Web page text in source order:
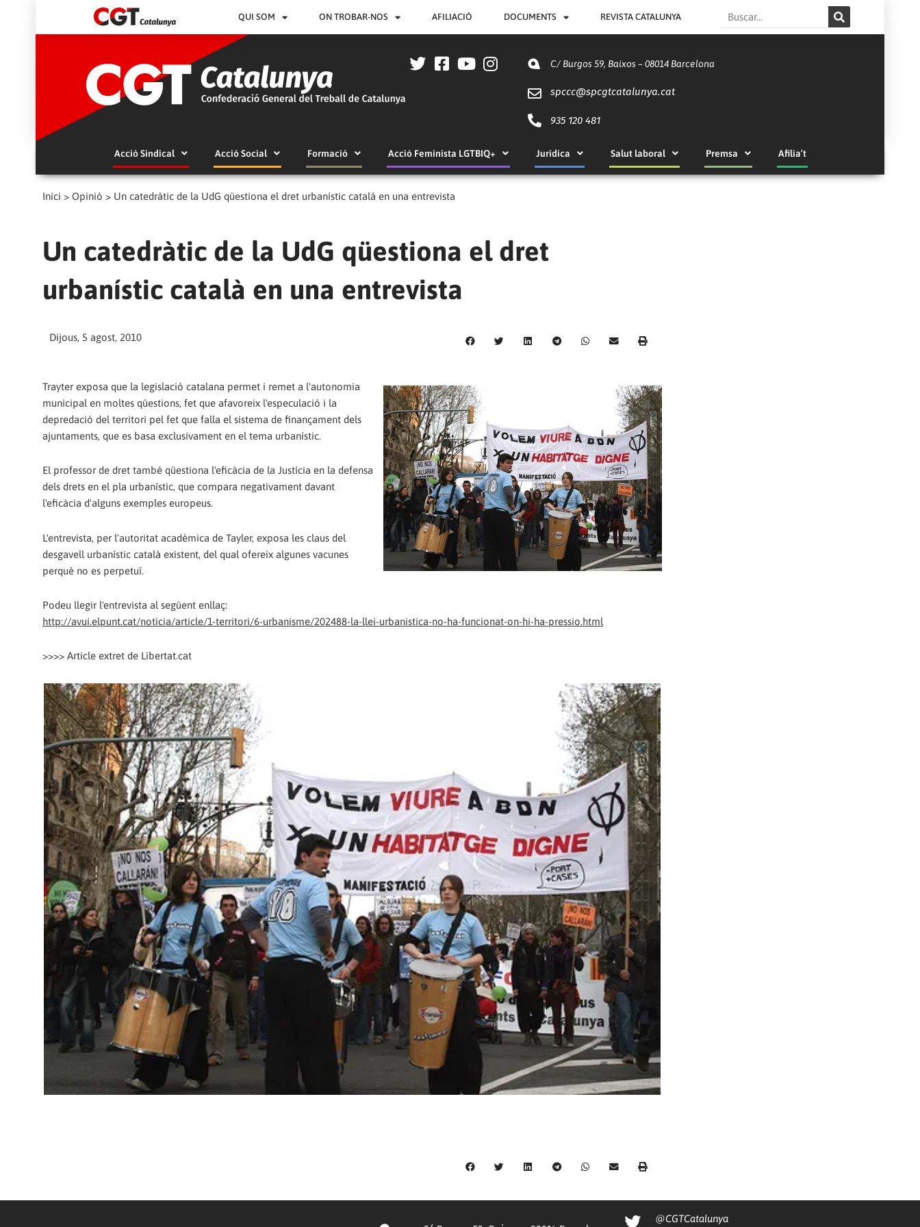
QUI SOM ON TROBAR-NOS AFILIACIÓ DOCUMENTS REVISTA CATALUNYA Search
C/ Burgos 59, Baixos – 08014 Barcelona
spccc@spcgtcatalunya.cat
935 120 481
Acció Sindical Acció Social Formació Acció Feminista LGTBIQ+ Jurídica Salut laboral Premsa Afilia’t
Inici > Opinió > Un catedràtic de la UdG qüestiona el dret urbanístic català en una entrevista
Un catedràtic de la UdG qüestiona el dret
urbanístic català en una entrevista
Dijous, 5 agost, 2010
Trayter exposa que la legislació catalana permet i remet a l'autonomia
municipal en moltes qüestions, fet que afavoreix l'especulació i la
depredació del territori pel fet que falla el sistema de finançament dels
ajuntaments, que es basa exclusivament en el tema urbanístic.
El professor de dret també qüestiona l'eficàcia de la Justícia en la defensa
dels drets en el pla urbanístic, que compara negativament davant
l'eficàcia d'alguns exemples europeus.
L'entrevista, per l'autoritat acadèmica de Tayler, exposa les claus del
desgavell urbanístic català existent, del qual ofereix algunes vacunes
perquè no es perpetuï.
Podeu llegir l'entrevista al següent enllaç:
http://avui.elpunt.cat/noticia/article/1-territori/6-urbanisme/202488-la-llei-urbanistica-no-ha-funcionat-on-hi-ha-pressio.html
>>>> Article extret de Libertat.cat
@CGTCatalunya